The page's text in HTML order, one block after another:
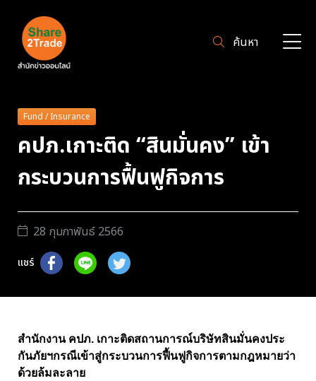
ค้นหา
Fund / Insurance
คปภ.เกาะติด “สินมั่นคง” เข้า
กระบวนการฟื้นฟูกิจการ
28 กุมภาพันธ์ 2566
แชร์
สำนักงาน คปภ. เกาะติดสถานการณ์บริษัทสินมั่นคงประ
กันภัยฯกรณีเข้าสู่กระบวนการฟื้นฟูกิจการตามกฎหมายว่า
ด้วยล้มละลาย